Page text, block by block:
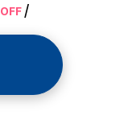
OFF /